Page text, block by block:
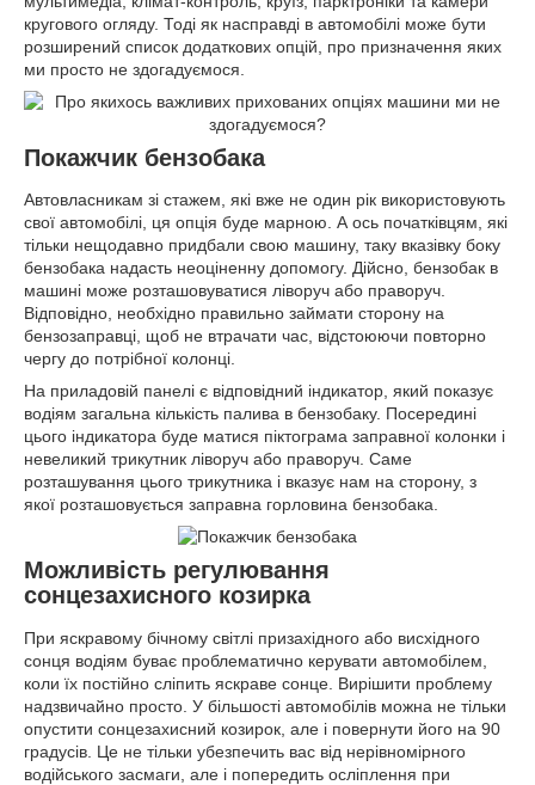
кругового огляду. Тоді як насправді в автомобілі може бути
розширений список додаткових опцій, про призначення яких
ми просто не здогадуємося.
Покажчик бензобака
Автовласникам зі стажем, які вже не один рік використовують
свої автомобілі, ця опція буде марною. А ось початківцям, які
тільки нещодавно придбали свою машину, таку вказівку боку
бензобака надасть неоціненну допомогу. Дійсно, бензобак в
машині може розташовуватися ліворуч або праворуч.
Відповідно, необхідно правильно займати сторону на
бензозаправці, щоб не втрачати час, відстоюючи повторно
чергу до потрібної колонці.
На приладовій панелі є відповідний індикатор, який показує
водіям загальна кількість палива в бензобаку. Посередині
цього індикатора буде матися піктограма заправної колонки і
невеликий трикутник ліворуч або праворуч. Саме
розташування цього трикутника і вказує нам на сторону, з
якої розташовується заправна горловина бензобака.
Можливість регулювання
сонцезахисного козирка
При яскравому бічному світлі призахідного або висхідного
сонця водіям буває проблематично керувати автомобілем,
коли їх постійно сліпить яскраве сонце. Вирішити проблему
надзвичайно просто. У більшості автомобілів можна не тільки
опустити сонцезахисний козирок, але і повернути його на 90
градусів. Це не тільки убезпечить вас від нерівномірного
водійського засмаги, але і попередить осліплення при